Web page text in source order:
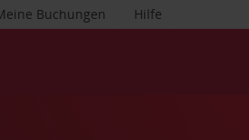
Hilfe
Buchungen